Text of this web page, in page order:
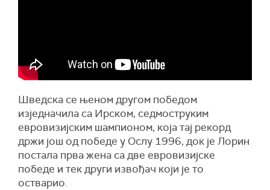
Шведска се њеном другом победом
изједначила са Ирском, седмоструким
евровизијским шампионом, која тај рекорд
држи још од победе у Ослу 1996, док је Лорин
постала прва жена са две евровизијске
победе и тек други извођач који је то
остварио.